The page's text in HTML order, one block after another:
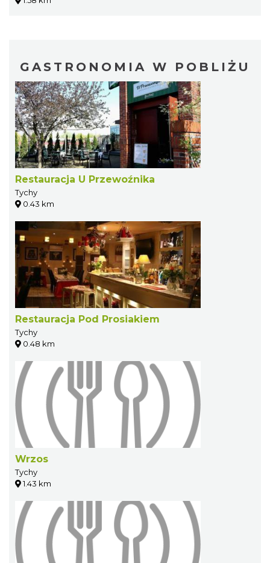
GASTRONOMIA W POBLIŻU
Restauracja U Przewoźnika
Tychy
0.43 km
Restauracja Pod Prosiakiem
Tychy
0.48 km
Wrzos
Tychy
1.43 km